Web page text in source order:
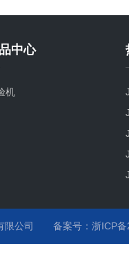
中心
机
有限公司 备案号：浙ICP